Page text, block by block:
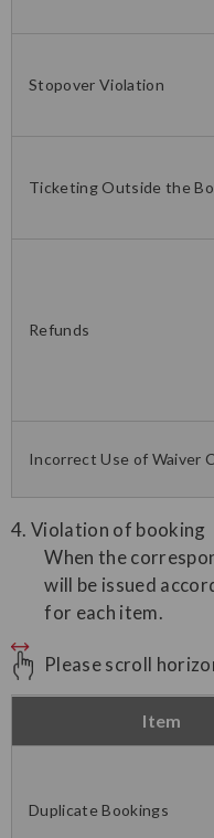
Stopover Violation
Ticketing Outside the
Refunds
Incorrect Use of Waiver
4. Violation of booking
When the
will be issued
for each item.
Please scroll
Item
Duplicate Bookings